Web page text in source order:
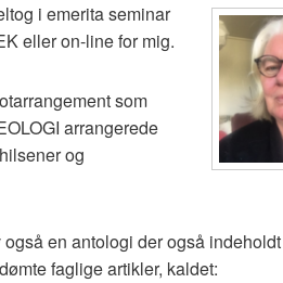
i emerita seminar
eller on-line for mig.
som
arrangerede
og
en antologi der også indeholdt
faglige artikler, kaldet: